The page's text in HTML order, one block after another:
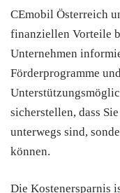
CEmobil Österreich
finanziellen Vorteile
Unternehmen
Förderprogramme
sicherstellen, dass
unterwegs sind,
können.
Die Kostenersparnis